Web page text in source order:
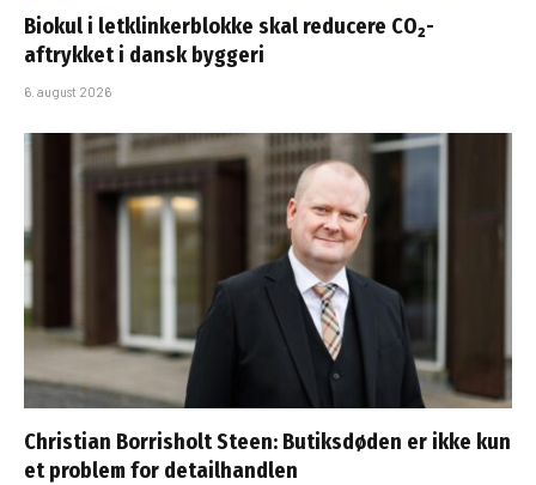
Biokul i letklinkerblokke skal reducere CO₂-
aftrykket i dansk byggeri
6. august 2026
Christian Borrisholt Steen: Butiksdøden er ikke kun
et problem for detailhandlen